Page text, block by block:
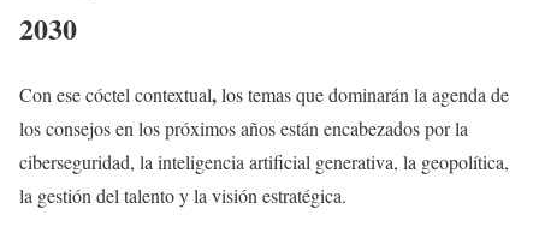
2030
Con ese cóctel contextual,los temas que dominarán la agenda de
los consejos en los próximos años están encabezados por la
ciberseguridad, la inteligencia artificial generativa, la geopolítica,
la gestión del talento y la visión estratégica.